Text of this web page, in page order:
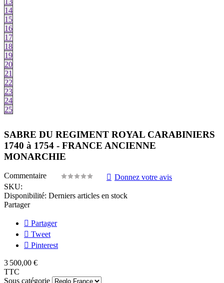
14
15
16
17
18
19
20
21
22
23
24
25
SABRE DU REGIMENT ROYAL CARABINIERS
1740 à 1754 - FRANCE ANCIENNE
MONARCHIE
Commentaire
Donnez votre avis
SKU:
Disponibilité: Derniers articles en stock
Partager
Partager
Tweet
Pinterest
3 500,00 €
TTC
Sous catégorie